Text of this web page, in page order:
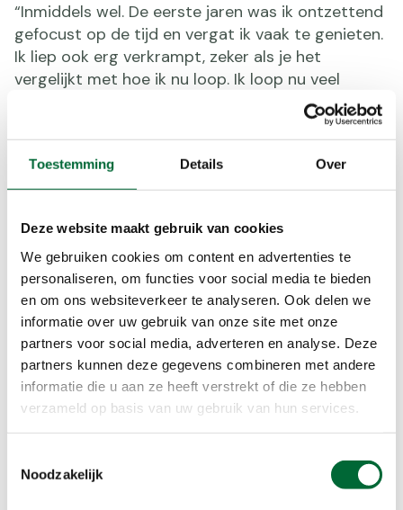
Toestemming Details Over
Deze website maakt gebruik van cookies
We gebruiken cookies om content en advertenties te
personaliseren, om functies voor social media te bieden
en om ons websiteverkeer te analyseren. Ook delen we
informatie over uw gebruik van onze site met onze
partners voor social media, adverteren en analyse. Deze
partners kunnen deze gegevens combineren met andere
informatie die u aan ze heeft verstrekt of die ze hebben
verzameld op basis van uw gebruik van hun services.
Noodzakelijk
“Inmiddels wel. De eerste jaren was ik ontzettend
gefocust op de tijd en vergat ik vaak te genieten.
Ik liep ook erg verkrampt, zeker als je het
vergelijkt met hoe ik nu loop. Ik loop nu veel
soepeler, veel meer ontspannen en geniet ook
echt van de omgeving en wat er om mij heen
gebeurt. Zoals aanmoedigingen langs de kant.
Maar ook van de trainingen geniet ik. Juist
doordat ik meer ben gaan trainen, is mijn liefde
gegroeid.”
Liefde voor het wandelen
Je bent echt van het wandelen gaan houden?
“Ja, dat kun je zeker zeggen. Nu woon ik hier in
Zuid-Limburg natuurlijk ook in een prachtige
omgeving. Er zijn zoveel mooie routes en paden
een lange werkdag je kop leeg te maken. Maar
ook van de langere trainingen in het weekend